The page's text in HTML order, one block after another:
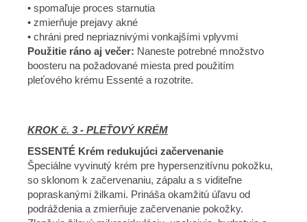
• spomaľuje proces starnutia
• zmierňuje prejavy akné
• chráni pred nepriaznivými vonkajšími vplyvmi
Použitie ráno aj večer: Naneste potrebné množstvo
boosteru na požadované miesta pred použitím
pleťového krému Essenté a rozotrite.
KROK č. 3 - PLEŤOVÝ KRÉM
ESSENTÉ Krém redukujúci začervenanie
Špeciálne vyvinutý krém pre hypersenzitívnu pokožku,
so sklonom k začervenaniu, zápalu a s viditeľne
popraskanými žilkami. Prináša okamžitú úľavu od
podráždenia a zmierňuje začervenanie pokožky.